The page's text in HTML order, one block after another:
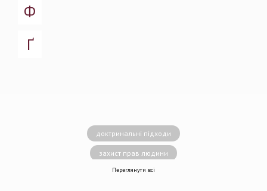
Ф
Ґ
доктринальні підходи
захист прав людини
децентралізація влади
Переглянути всі